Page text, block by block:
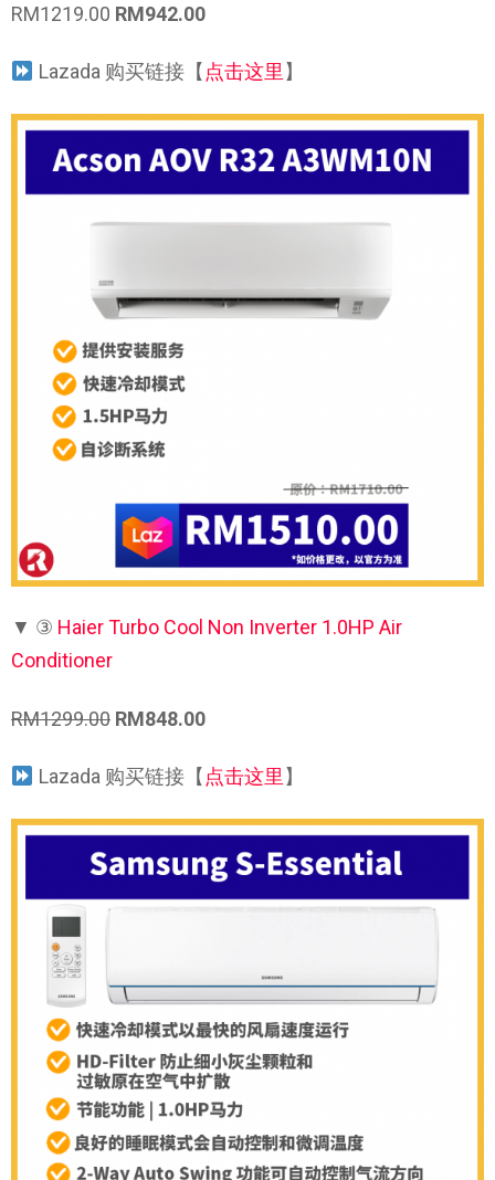
RM1219.00 RM942.00
Lazada 购买链接【 点击这里 】
▼ ③ Haier Turbo Cool Non Inverter 1.0HP Air
Conditioner
RM1299.00 RM848.00
Lazada 购买链接【 点击这里 】